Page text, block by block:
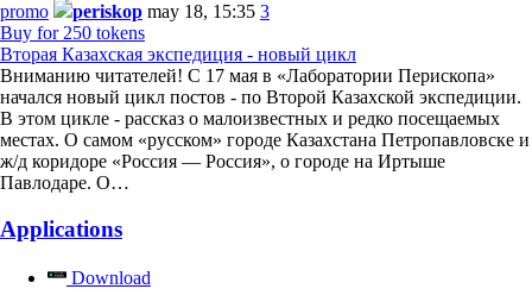
promo periskop may 18, 15:35 3
Buy for 250 tokens
Вторая Казахская экспедиция - новый цикл
Вниманию читателей! С 17 мая в «Лаборатории Перископа»
начался новый цикл постов - по Второй Казахской экспедиции.
В этом цикле - рассказ о малоизвестных и редко посещаемых
местах. О самом «русском» городе Казахстана Петропавловске и
ж/д коридоре «Россия — Россия», о городе на Иртыше
Павлодаре. О…
Applications
Download